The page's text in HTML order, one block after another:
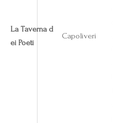
La Taverna d
ei Poeti
Capoliveri